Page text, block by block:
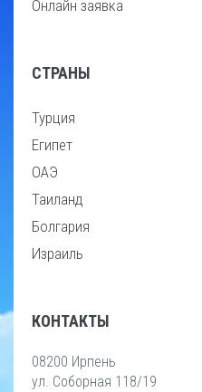
Онлайн заявка
СТРАНЫ
Турция
Египет
ОАЭ
Таиланд
Болгария
Израиль
КОНТАКТЫ
08200 Ирпень
ул. Соборная 118/19